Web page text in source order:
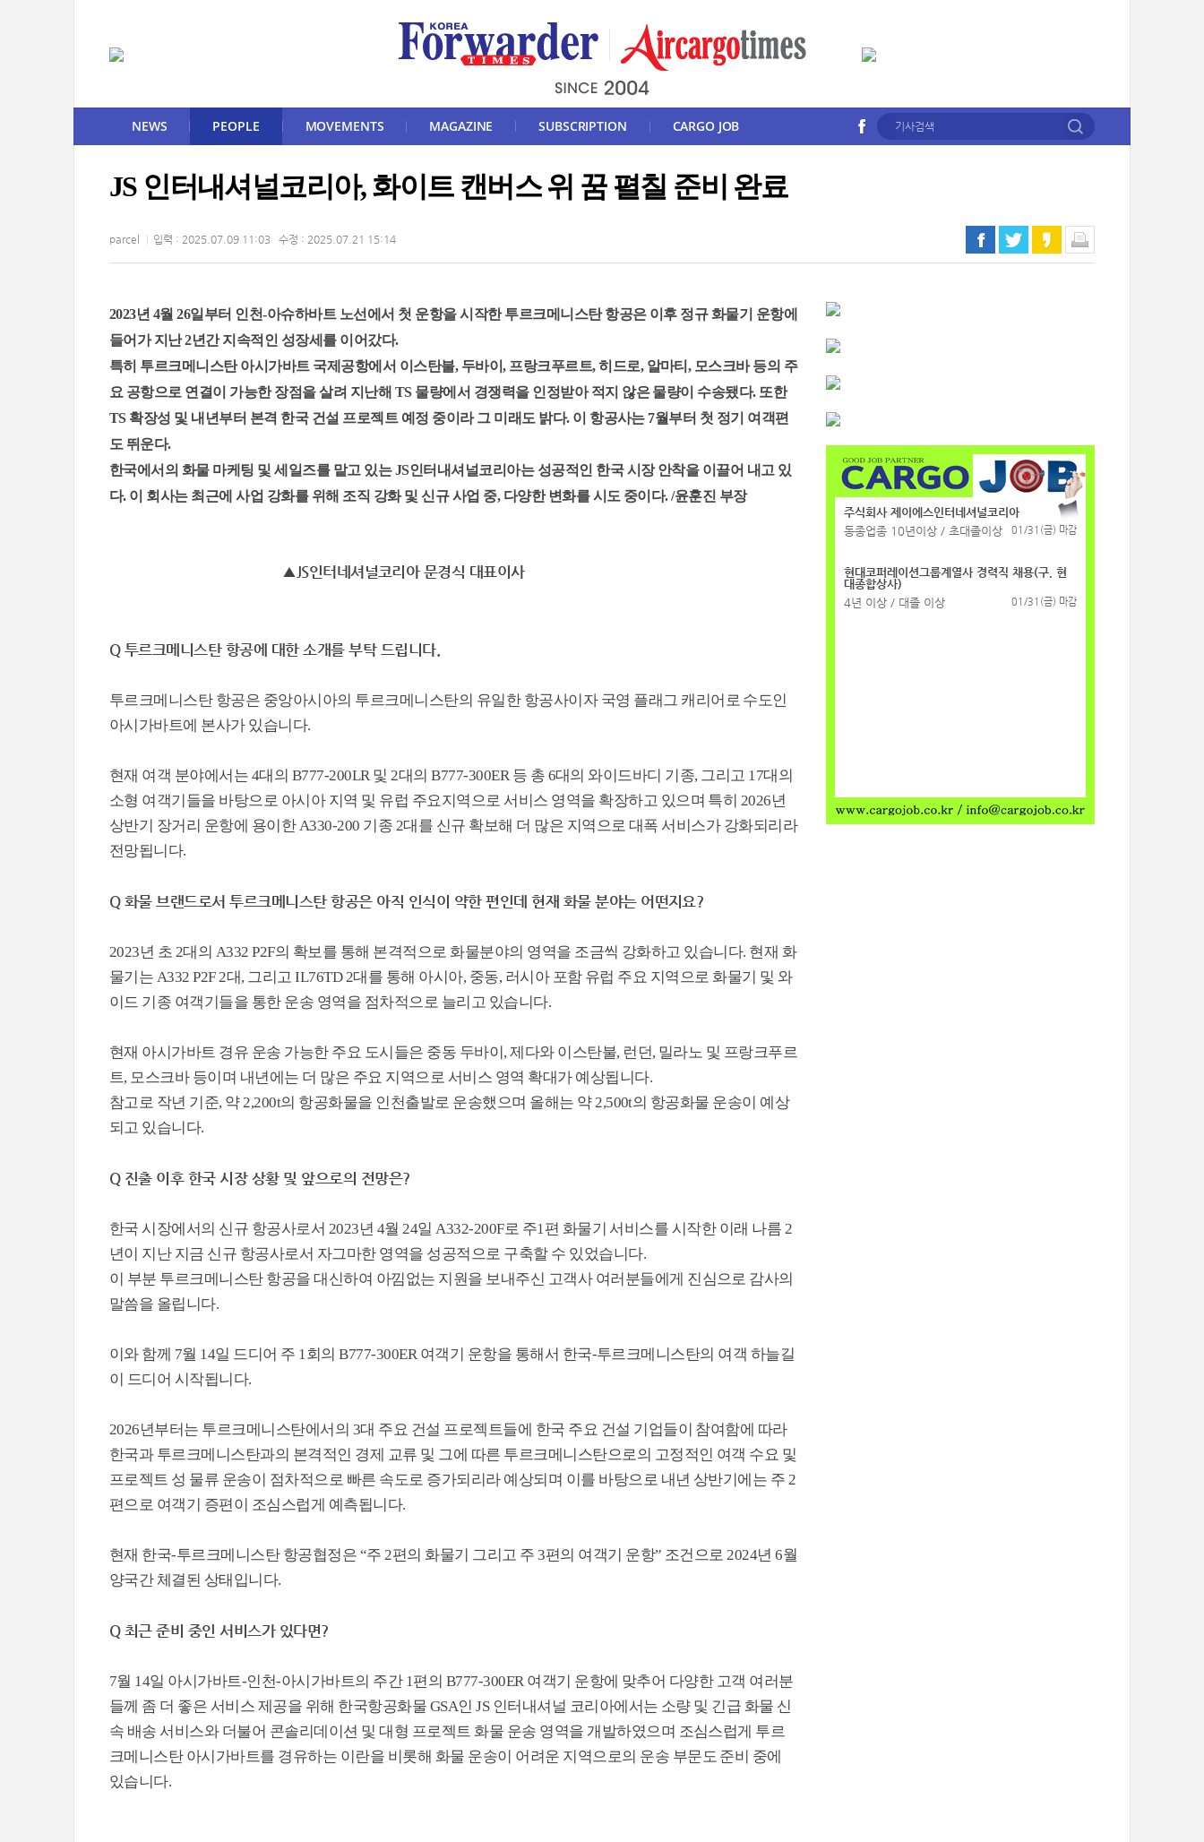
NEWS PEOPLE MOVEMENTS MAGAZINE SUBSCRIPTION CARGO JOB
JS 인터내셔널코리아, 화이트 캔버스 위 꿈 펼칠 준비 완료
parcel 입력 : 2025.07.09 11:03 수정 : 2025.07.21 15:14
2023년 4월 26일부터 인천-아슈하바트 노선에서 첫 운항을 시작한 투르크메니스탄 항공은 이후 정규 화물기 운항에
들어가 지난 2년간 지속적인 성장세를 이어갔다.
특히 투르크메니스탄 아시가바트 국제공항에서 이스탄불, 두바이, 프랑크푸르트, 히드로, 알마티, 모스크바 등의 주
요 공항으로 연결이 가능한 장점을 살려 지난해 TS 물량에서 경쟁력을 인정받아 적지 않은 물량이 수송됐다. 또한
TS 확장성 및 내년부터 본격 한국 건설 프로젝트 예정 중이라 그 미래도 밝다. 이 항공사는 7월부터 첫 정기 여객편
도 뛰운다.
한국에서의 화물 마케팅 및 세일즈를 맡고 있는 JS인터내셔널코리아는 성공적인 한국 시장 안착을 이끌어 내고 있
다. 이 회사는 최근에 사업 강화를 위해 조직 강화 및 신규 사업 중, 다양한 변화를 시도 중이다. /윤훈진 부장
▲JS인터네셔널코리아 문경식 대표이사
Q 투르크메니스탄 항공에 대한 소개를 부탁 드립니다.
투르크메니스탄 항공은 중앙아시아의 투르크메니스탄의 유일한 항공사이자 국영 플래그 캐리어로 수도인
아시가바트에 본사가 있습니다.
현재 여객 분야에서는 4대의 B777-200LR 및 2대의 B777-300ER 등 총 6대의 와이드바디 기종, 그리고 17대의
소형 여객기들을 바탕으로 아시아 지역 및 유럽 주요지역으로 서비스 영역을 확장하고 있으며 특히 2026년
상반기 장거리 운항에 용이한 A330-200 기종 2대를 신규 확보해 더 많은 지역으로 대폭 서비스가 강화되리라
전망됩니다.
Q 화물 브랜드로서 투르크메니스탄 항공은 아직 인식이 약한 편인데 현재 화물 분야는 어떤지요?
2023년 초 2대의 A332 P2F의 확보를 통해 본격적으로 화물분야의 영역을 조금씩 강화하고 있습니다. 현재 화
물기는 A332 P2F 2대, 그리고 IL76TD 2대를 통해 아시아, 중동, 러시아 포함 유럽 주요 지역으로 화물기 및 와
이드 기종 여객기들을 통한 운송 영역을 점차적으로 늘리고 있습니다.
현재 아시가바트 경유 운송 가능한 주요 도시들은 중동 두바이, 제다와 이스탄불, 런던, 밀라노 및 프랑크푸르
트, 모스크바 등이며 내년에는 더 많은 주요 지역으로 서비스 영역 확대가 예상됩니다.
참고로 작년 기준, 약 2,200t의 항공화물을 인천출발로 운송했으며 올해는 약 2,500t의 항공화물 운송이 예상
되고 있습니다.
Q 진출 이후 한국 시장 상황 및 앞으로의 전망은?
한국 시장에서의 신규 항공사로서 2023년 4월 24일 A332-200F로 주1편 화물기 서비스를 시작한 이래 나름 2
년이 지난 지금 신규 항공사로서 자그마한 영역을 성공적으로 구축할 수 있었습니다.
이 부분 투르크메니스탄 항공을 대신하여 아낌없는 지원을 보내주신 고객사 여러분들에게 진심으로 감사의
말씀을 올립니다.
이와 함께 7월 14일 드디어 주 1회의 B777-300ER 여객기 운항을 통해서 한국-투르크메니스탄의 여객 하늘길
이 드디어 시작됩니다.
2026년부터는 투르크메니스탄에서의 3대 주요 건설 프로젝트들에 한국 주요 건설 기업들이 참여함에 따라
한국과 투르크메니스탄과의 본격적인 경제 교류 및 그에 따른 투르크메니스탄으로의 고정적인 여객 수요 및
프로젝트 성 물류 운송이 점차적으로 빠른 속도로 증가되리라 예상되며 이를 바탕으로 내년 상반기에는 주 2
편으로 여객기 증편이 조심스럽게 예측됩니다.
현재 한국-투르크메니스탄 항공협정은 “주 2편의 화물기 그리고 주 3편의 여객기 운항” 조건으로 2024년 6월
양국간 체결된 상태입니다.
Q 최근 준비 중인 서비스가 있다면?
7월 14일 아시가바트-인천-아시가바트의 주간 1편의 B777-300ER 여객기 운항에 맞추어 다양한 고객 여러분
들께 좀 더 좋은 서비스 제공을 위해 한국항공화물 GSA인 JS 인터내셔널 코리아에서는 소량 및 긴급 화물 신
속 배송 서비스와 더불어 콘솔리데이션 및 대형 프로젝트 화물 운송 영역을 개발하였으며 조심스럽게 투르
크메니스탄 아시가바트를 경유하는 이란을 비롯해 화물 운송이 어려운 지역으로의 운송 부문도 준비 중에
있습니다.
주식회사 제이에스인터네셔널코리아
동종업종 10년이상 / 초대졸이상
01/31(금) 마감
현대코퍼레이션그룹계열사 경력직 채용(구, 현
대종합상사)
4년 이상 / 대졸 이상
01/31(금) 마감